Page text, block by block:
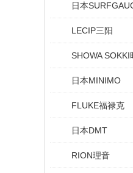
日本
LECIP三阳
SHOWA SOKKI
日本MINIMO
FLUKE福禄克
日本DMT
RION理音